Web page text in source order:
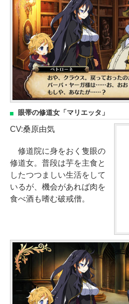
眼帯の修道女「マリエッタ」
CV:桑原由気
修道院に身をおく隻眼の
修道女。普段は芋を主食と
したつつましい生活をして
いるが、機会があれば肉を
食べ酒も嗜む破戒僧。